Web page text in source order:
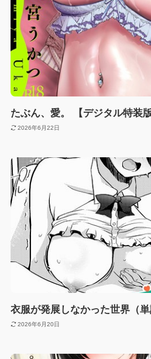
たぶん、愛。 【デジタル特装版
2026年6月22日
衣服が発展しなかった世界（単
2026年6月20日